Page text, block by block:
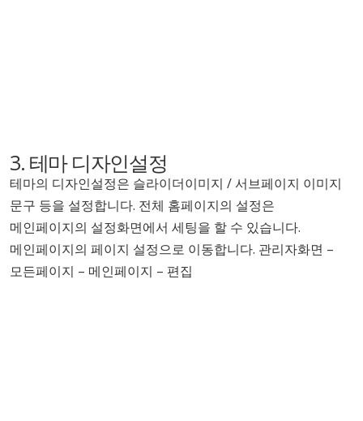
3. 테마 디자인설정
테마의 디자인설정은 슬라이더이미지 / 서브페이지 이미지
문구 등을 설정합니다. 전체 홈페이지의 설정은
메인페이지의 설정화면에서 세팅을 할 수 있습니다.
메인페이지의 페이지 설정으로 이동합니다. 관리자화면 –
모든페이지 – 메인페이지 – 편집